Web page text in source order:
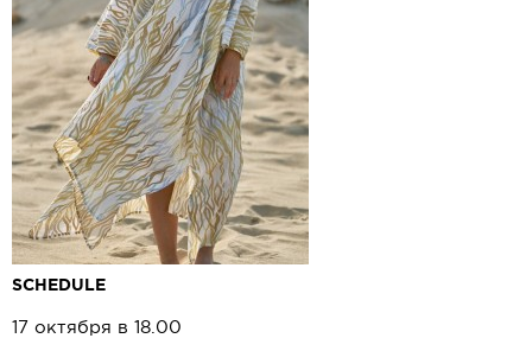
SCHEDULE
17 октября в 18.00